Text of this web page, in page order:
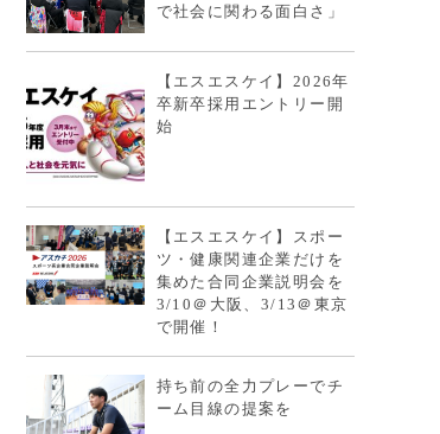
で社会に関わる面白さ」
【エスエスケイ】2026年
卒新卒採用エントリー開
始
【エスエスケイ】スポー
ツ・健康関連企業だけを
集めた合同企業説明会を
3/10＠大阪、3/13＠東京
で開催！
持ち前の全力プレーでチ
ーム目線の提案を